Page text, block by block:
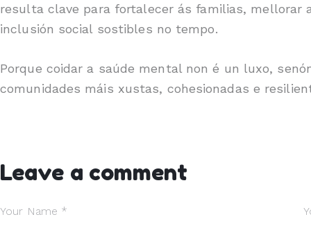
resulta clave para fortalecer ás familias, mellorar
inclusión social sostibles no tempo.
Porque coidar a saúde mental non é un luxo,
comunidades máis xustas, cohesionadas e
Leave a comment